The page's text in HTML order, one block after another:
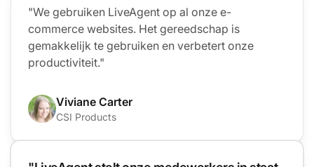
"We gebruiken LiveAgent op al onze e-
commerce websites. Het gereedschap is
gemakkelijk te gebruiken en verbetert onze
productiviteit."
Viviane Carter
CSI Products